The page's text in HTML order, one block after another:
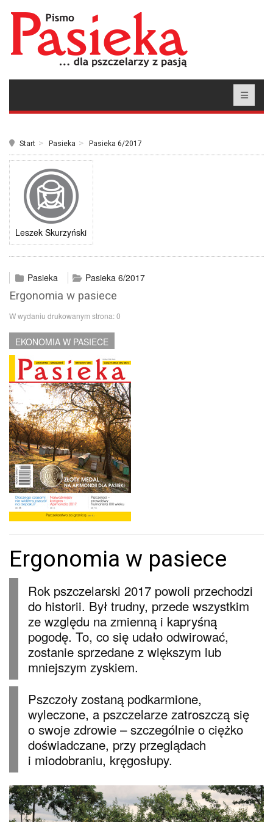
Start Pasieka Pasieka 6/2017
Leszek Skurzyński
Pasieka Pasieka 6/2017
Ergonomia w pasiece
W wydaniu drukowanym strona:0
EKONOMIA W PASIECE
Ergonomia w pasiece
Rok pszczelarski 2017 powoli przechodzi
do historii. Był trudny, przede wszystkim
ze względu na zmienną i kapryśną
pogodę. To, co się udało odwirować,
zostanie sprzedane z większym lub
mniejszym zyskiem.
Pszczoły zostaną podkarmione,
wyleczone, a pszczelarze zatroszczą się
o swoje zdrowie – szczególnie o ciężko
doświadczane, przy przeglądach
i miodobraniu, kręgosłupy.